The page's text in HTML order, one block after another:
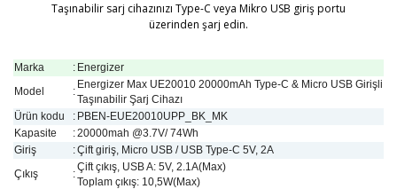
Taşınabilir sarj cihazınızı Type-C veya Mikro USB giriş portu
üzerinden şarj edin.
Marka : Energizer
Model
:
Energizer Max UE20010 20000mAh Type-C & Micro USB Girişli
Taşınabilir Şarj Cihazı
Ürün kodu
: PBEN-EUE20010UPP_BK_MK
Kapasite
:20000mah @3.7V/ 74Wh
Giriş
:Çift giriş, Micro USB / USB Type-C 5V, 2A
Çıkış
:
Çift çıkış, USB A: 5V, 2.1A(Max)
Toplam çıkış: 10,5W(Max)